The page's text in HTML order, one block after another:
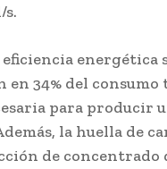
s.
eficiencia energética
en 34% del consumo
para producir
la huella de
de concentrado